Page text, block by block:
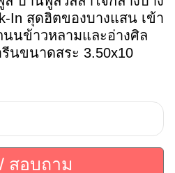
In สุดฮิตของบางแสน เข้า
นนข้าวหลามและอ่างศิล
นขนาดสระ 3.50x10
สอบถาม